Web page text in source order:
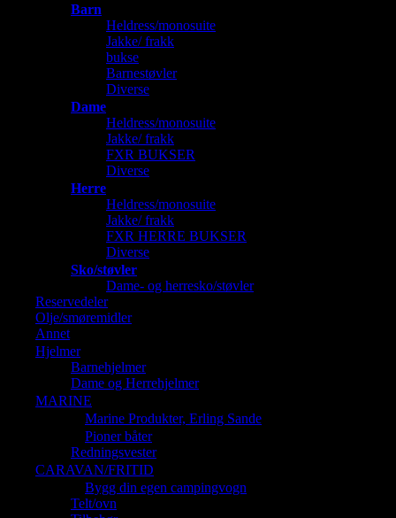
Barn
Heldress/monosuite
Jakke/ frakk
bukse
Barnestøvler
Diverse
Dame
Heldress/monosuite
Jakke/ frakk
FXR BUKSER
Diverse
Herre
Heldress/monosuite
Jakke/ frakk
FXR HERRE BUKSER
Diverse
Sko/støvler
Dame- og herresko/støvler
Reservedeler
Olje/smøremidler
Annet
Hjelmer
Barnehjelmer
Dame og Herrehjelmer
MARINE
Marine Produkter, Erling Sande
Pioner båter
Redningsvester
CARAVAN/FRITID
Bygg din egen campingvogn
Telt/ovn